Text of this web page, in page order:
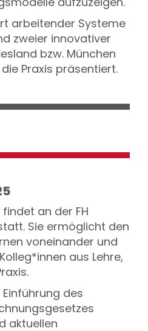
arbeitender Systeme
zweier innovativer
bzw. München
Praxis präsentiert.
findet an der FH
Sie ermöglicht den
voneinander und
aus Lehre,
des
aktuellen